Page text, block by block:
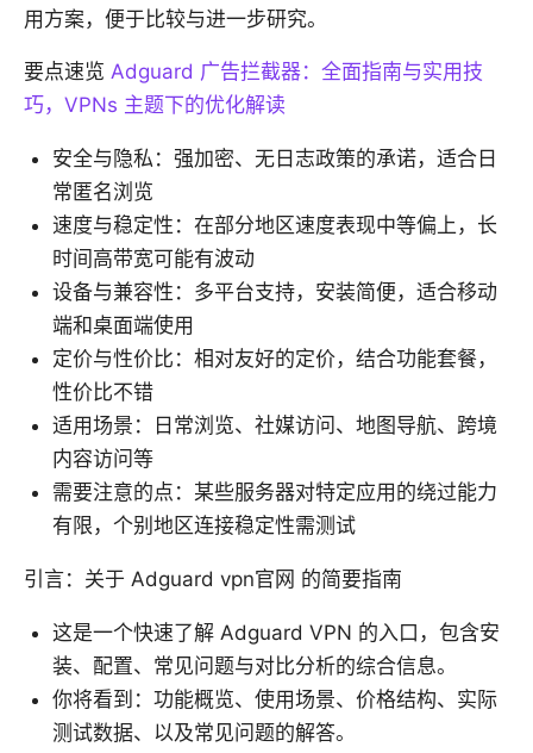
用方案，便于比较与进一步研究。
要点速览 Adguard 广告拦截器：全面指南与实用技
巧，VPNs 主题下的优化解读
安全与隐私：强加密、无日志政策的承诺，适合日
常匿名浏览
速度与稳定性：在部分地区速度表现中等偏上，长
时间高带宽可能有波动
设备与兼容性：多平台支持，安装简便，适合移动
端和桌面端使用
定价与性价比：相对友好的定价，结合功能套餐，
性价比不错
适用场景：日常浏览、社媒访问、地图导航、跨境
内容访问等
需要注意的点：某些服务器对特定应用的绕过能力
有限，个别地区连接稳定性需测试
引言：关于 Adguard vpn官网 的简要指南
这是一个快速了解 Adguard VPN 的入口，包含安
装、配置、常见问题与对比分析的综合信息。
你将看到：功能概览、使用场景、价格结构、实际
测试数据、以及常见问题的解答。